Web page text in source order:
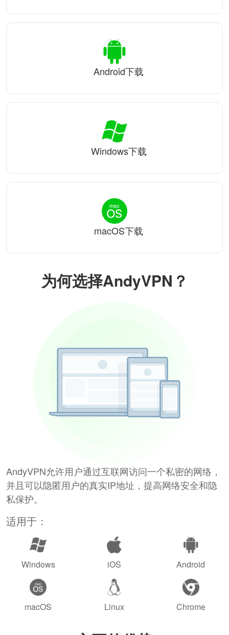
为何选择AndyVPN？
AndyVPN允许用户通过互联网访问一个私密的网络，
并且可以隐匿用户的真实IP地址，提高网络安全和隐
私保护。
适用于：
Windows iOS Android
macOS Linux Chrome
Android下载
Windows下载
macOS下载